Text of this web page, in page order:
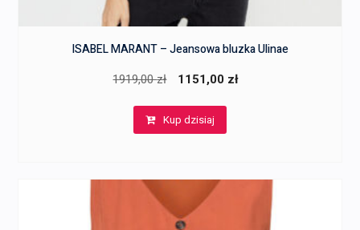
ISABEL MARANT – Jeansowa bluzka Ulinae
1919,00zł
Pierwotna
wynosiła:
1151,00 zł
Kup dzisiaj